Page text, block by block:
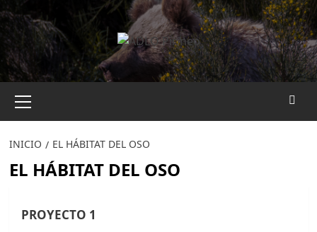
Saltar
al
contenido
primario
INICIO EL HÁBITAT DEL OSO
EL HÁBITAT DEL OSO
PROYECTO 1